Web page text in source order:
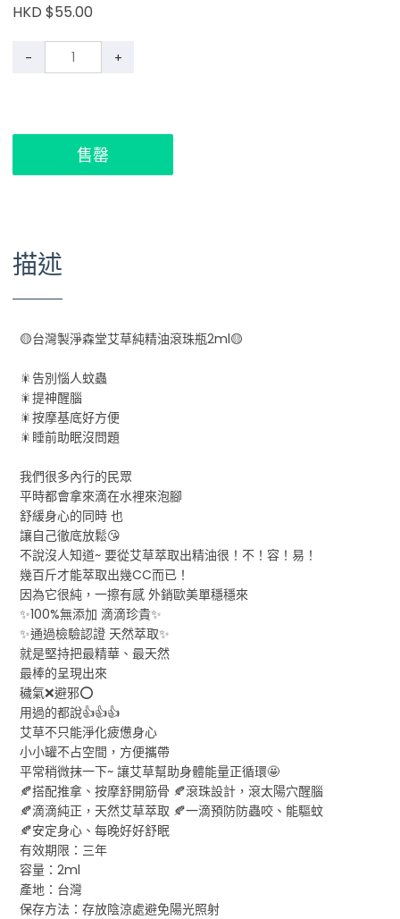
HKD $55.00
- +
售罄
描述
🟡台灣製淨森堂艾草純精油滾珠瓶2ml🟡
🎇告別惱人蚊蟲
🎇提神醒腦
🎇按摩基底好方便
🎇睡前助眠沒問題
我們很多內行的民眾
平時都會拿來滴在水裡來泡腳
舒緩身心的同時 也
讓自己徹底放鬆😘
不說沒人知道~ 要從艾草萃取出精油很！不！容！易！
幾百斤才能萃取出幾CC而已！
因為它很純，一擦有感 外銷歐美單穩穩來
✨100%無添加 滴滴珍貴✨
✨通過檢驗認證 天然萃取✨
就是堅持把最精華、最天然
最棒的呈現出來
穢氣❌避邪⭕
用過的都說👍👍👍
艾草不只能淨化疲憊身心
小小罐不占空間，方便攜帶
平常稍微抹一下~ 讓艾草幫助身體能量正循環🤩
🍂搭配推拿、按摩舒開筋骨 🍂滾珠設計，滾太陽穴醒腦
🍂滴滴純正，天然艾草萃取 🍂一滴預防防蟲咬、能驅蚊
🍂安定身心、每晚好好舒眠
有效期限：三年
容量：2ml
產地：台灣
保存方法：存放陰涼處避免陽光照射